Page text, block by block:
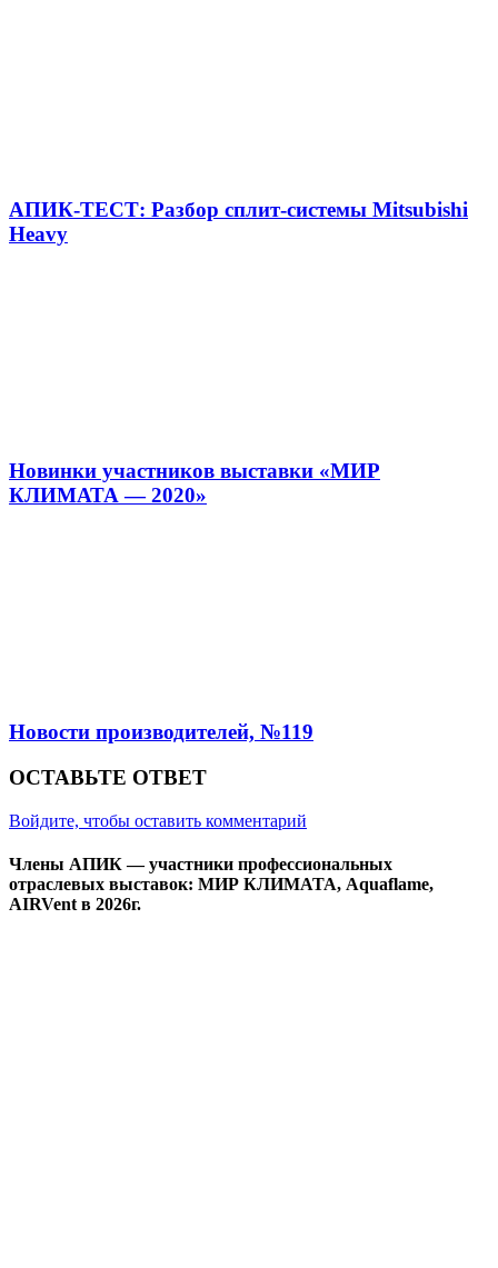
АПИК-ТЕСТ: Разбор сплит-системы Mitsubishi
Heavy
Новинки участников выставки «МИР
КЛИМАТА — 2020»
Новости производителей, №119
ОСТАВЬТЕ ОТВЕТ
Войдите, чтобы оставить комментарий
Члены АПИК — участники профессиональных
отраслевых выставок: МИР КЛИМАТА, Aquaflame,
AIRVent в 2026г.